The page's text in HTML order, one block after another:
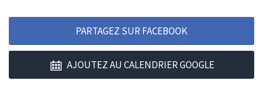
PARTAGEZ SUR FACEBOOK
AJOUTEZ AU CALENDRIER GOOGLE